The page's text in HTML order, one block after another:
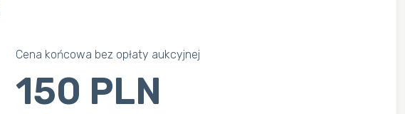
Cena końcowa bez opłaty aukcyjnej
150 PLN